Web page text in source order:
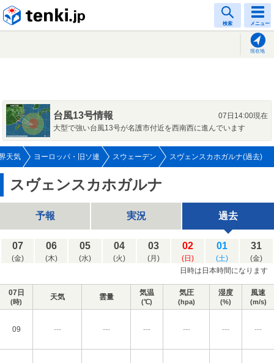
検索 メニュー
現在地
台風13号情報
07日14:00現在
大型で強い台風13号が名護市付近を西南西に進んでいます
天気 ヨーロッパ・旧ソ連 スウェーデン スヴェンスカホガルナ(過去)
スヴェンスカホガルナ
予報 実況 過去
07
(金)
06
(木)
05
(水)
04
(火)
03
(月)
02
(日)
01
(土)
31
(金)
日時は日本時間になります
07日
(時)
天気 雲量 気温
(℃)
気圧
(hpa)
湿度
(%)
風速
(m/s)
09 --- --- --- --- --- ---